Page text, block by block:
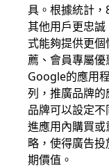
具。根據統計
其他用戶更忠
式能夠提供更
薦、會員專屬優
Google的應用
列，推廣品牌的
品牌可以設定
進應用內購買
略，使得廣告
期價值。